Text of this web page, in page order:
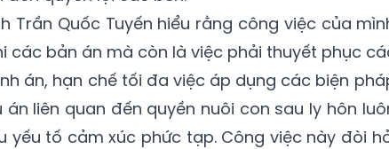
Trần Quốc Tuyến hiểu rằng công việc của
các bản án mà còn là việc phải thuyết phục
án, hạn chế tối đa việc áp dụng các biện
liên quan đến quyền nuôi con sau ly hôn
yếu tố cảm xúc phức tạp. Công việc này đòi